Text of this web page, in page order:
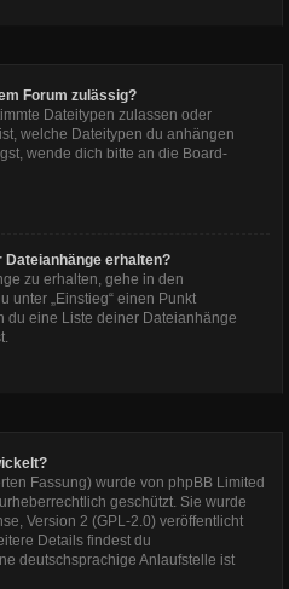
Forum zulässig?
Dateitypen zulassen oder
welche Dateitypen du anhängen
wende dich bitte an die Board-
erhalten?
zu erhalten, gehe in den
unter „Einstieg“ einen Punkt
du eine Liste deiner Dateianhänge
Fassung) wurde von phpBB Limited
geschützt. Sie wurde
Version 2 (GPL-2.0) veröffentlicht
Details findest du
deutschsprachige Anlaufstelle ist